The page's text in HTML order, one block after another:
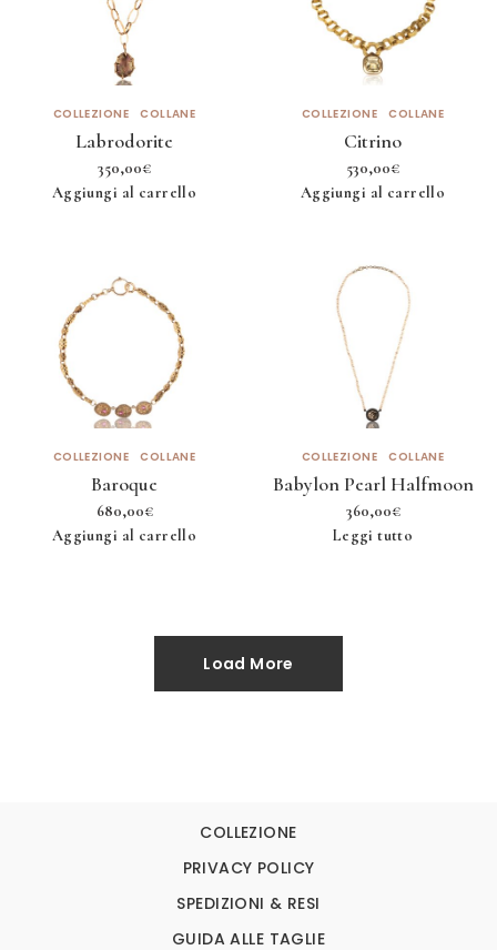
COLLEZIONE COLLANE
Labrodorite
350,00€
Aggiungi al carrello
COLLEZIONE COLLANE
Citrino
530,00€
Aggiungi al carrello
COLLEZIONE COLLANE
Baroque
680,00€
Aggiungi al carrello
COLLEZIONE COLLANE
Babylon Pearl Halfmoon
360,00€
Leggi tutto
Load More
COLLEZIONE
PRIVACY POLICY
SPEDIZIONI & RESI
GUIDA ALLE TAGLIE